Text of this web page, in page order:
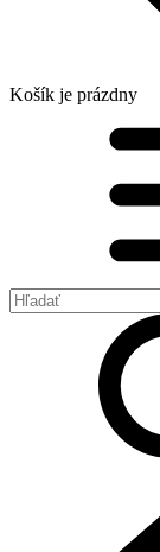
Košík je prázdny